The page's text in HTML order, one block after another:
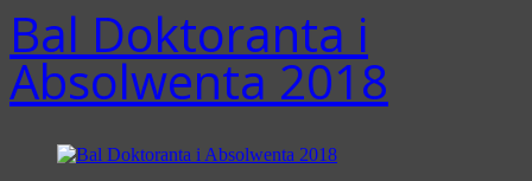
Bal Doktoranta i
Absolwenta 2018